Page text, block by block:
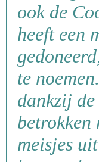
ook de
heeft een
te
dankzij
betrokken
meisjes